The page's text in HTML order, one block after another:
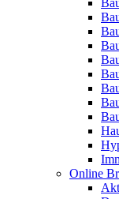
Online